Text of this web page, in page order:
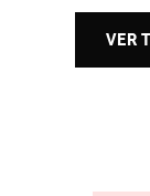
VER